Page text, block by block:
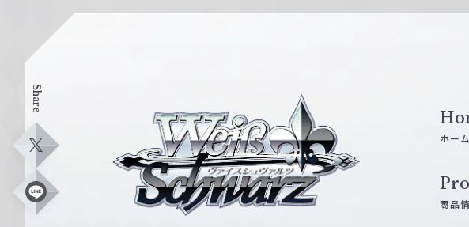
Share
X
L
ス
ホーム
商品